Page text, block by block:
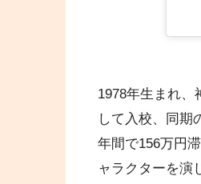
1978年生まれ、
して入校、同期
年間で156万円
ャラクターを演